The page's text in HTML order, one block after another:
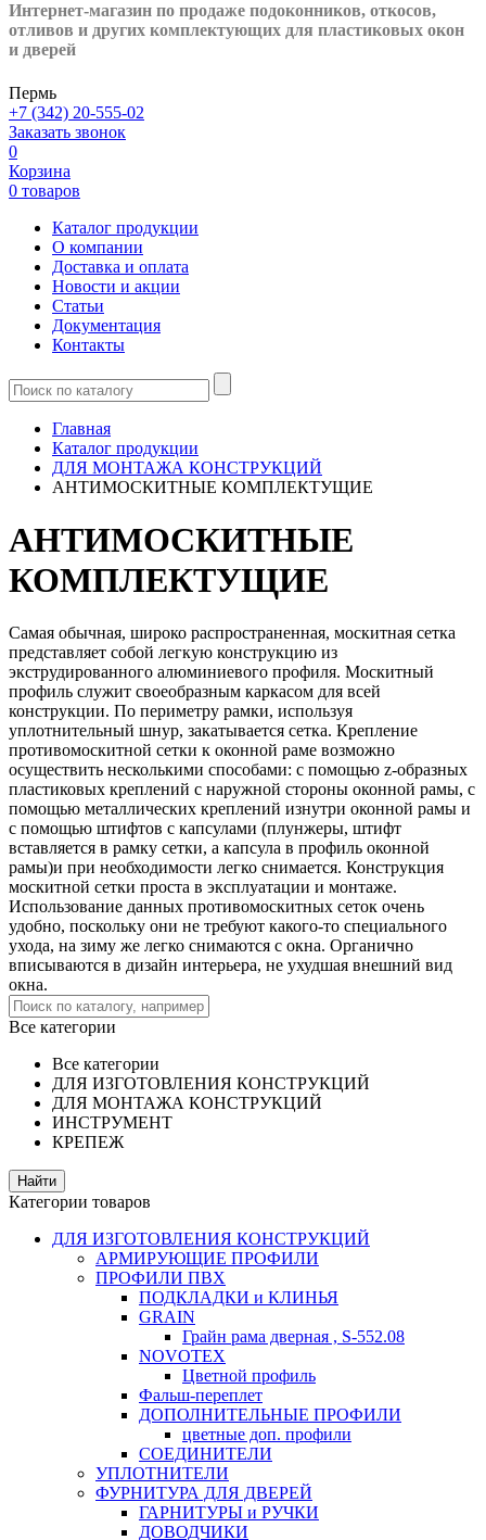
Интернет-магазин по продаже подоконников, откосов,
отливов и других комплектующих для пластиковых окон
и дверей
Пермь
+7 (342) 20-555-02
Заказать звонок
0
Корзина
0 товаров
Каталог продукции
О компании
Доставка и оплата
Новости и акции
Статьи
Документация
Контакты
Главная
Каталог продукции
ДЛЯ МОНТАЖА КОНСТРУКЦИЙ
АНТИМОСКИТНЫЕ КОМПЛЕКТУЩИЕ
АНТИМОСКИТНЫЕ
КОМПЛЕКТУЩИЕ
Самая обычная, широко распространенная, москитная сетка
представляет собой легкую конструкцию из
экструдированного алюминиевого профиля. Москитный
профиль служит своеобразным каркасом для всей
конструкции. По периметру рамки, используя
уплотнительный шнур, закатывается сетка. Крепление
противомоскитной сетки к оконной раме возможно
осуществить несколькими способами: с помощью z-образных
пластиковых креплений с наружной стороны оконной рамы, с
помощью металлических креплений изнутри оконной рамы и
с помощью штифтов с капсулами (плунжеры, штифт
вставляется в рамку сетки, а капсула в профиль оконной
рамы)и при необходимости легко снимается. Конструкция
москитной сетки проста в эксплуатации и монтаже.
Использование данных противомоскитных сеток очень
удобно, поскольку они не требуют какого-то специального
ухода, на зиму же легко снимаются с окна. Органично
вписываются в дизайн интерьера, не ухудшая внешний вид
окна.
Все категории
Все категории
ДЛЯ ИЗГОТОВЛЕНИЯ КОНСТРУКЦИЙ
ДЛЯ МОНТАЖА КОНСТРУКЦИЙ
ИНСТРУМЕНТ
КРЕПЕЖ
Категории товаров
ДЛЯ ИЗГОТОВЛЕНИЯ КОНСТРУКЦИЙ
АРМИРУЮЩИЕ ПРОФИЛИ
ПРОФИЛИ ПВХ
ПОДКЛАДКИ и КЛИНЬЯ
GRAIN
Грайн рама дверная , S-552.08
NOVOTEX
Цветной профиль
Фальш-переплет
ДОПОЛНИТЕЛЬНЫЕ ПРОФИЛИ
цветные доп. профили
СОЕДИНИТЕЛИ
УПЛОТНИТЕЛИ
ФУРНИТУРА ДЛЯ ДВЕРЕЙ
ГАРНИТУРЫ и РУЧКИ
ДОВОДЧИКИ